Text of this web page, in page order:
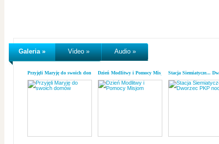
Galeria » Video » Audio »
Przyjęli Maryję do swoich domówDzień Modlitwy i Pomocy MisjomStacja Siemiatycze...